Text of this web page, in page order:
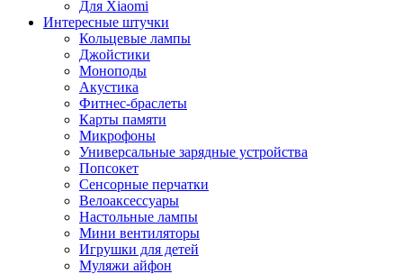
Для Xiaomi
Интересные штучки
Кольцевые лампы
Джойстики
Моноподы
Акустика
Фитнес-браслеты
Карты памяти
Микрофоны
Универсальные зарядные устройства
Попсокет
Сенсорные перчатки
Велоаксессуары
Настольные лампы
Мини вентиляторы
Игрушки для детей
Муляжи айфон